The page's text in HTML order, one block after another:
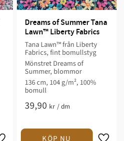
Dreams of Summer Tana
Lawn™ Liberty Fabrics
Tana Lawn™ från Liberty
Fabrics, fint bomullstyg
Mönstret Dreams of
Summer, blommor
136 cm, 104 g/m², 100%
bomull
39,90 kr /dm